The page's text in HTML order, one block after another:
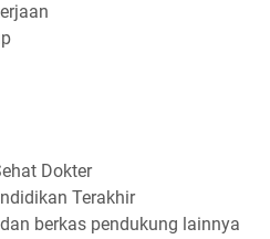
Dokter
Terakhir
berkas pendukung lainnya